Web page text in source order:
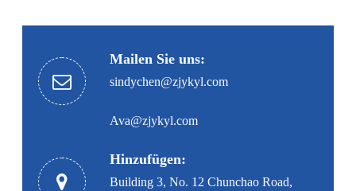
Mailen Sie uns:
sindychen@zjykyl.com
Ava@zjykyl.com
Hinzufügen:
Building 3, No. 12 Chunchao Road,